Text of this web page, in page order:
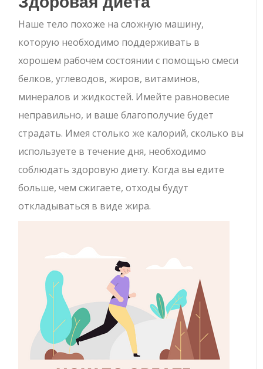
Наше тело похоже на сложную машину,
которую необходимо поддерживать в
хорошем рабочем состоянии с помощью смеси
белков, углеводов, жиров, витаминов,
минералов и жидкостей. Имейте равновесие
неправильно, и ваше благополучие будет
страдать. Имея столько же калорий, сколько вы
используете в течение дня, необходимо
соблюдать здоровую диету. Когда вы едите
больше, чем сжигаете, отходы будут
откладываться в виде жира.